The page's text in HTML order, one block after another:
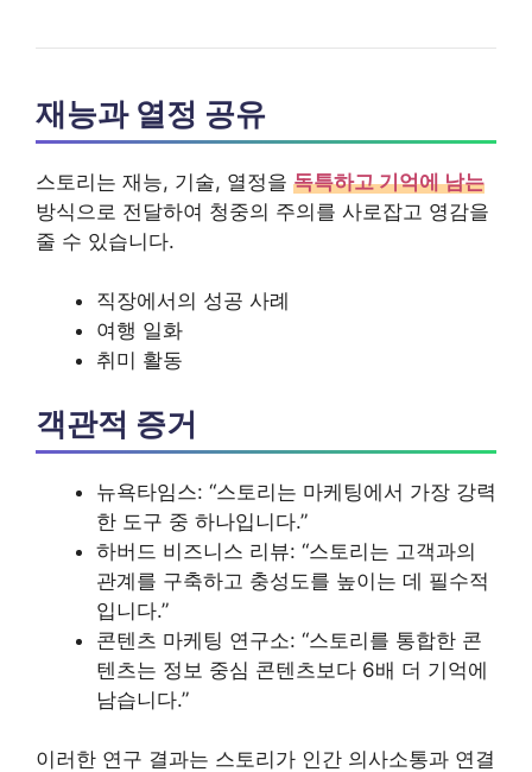
재능과 열정 공유
스토리는 재능, 기술, 열정을 독특하고 기억에 남는
방식으로 전달하여 청중의 주의를 사로잡고 영감을
줄 수 있습니다.
직장에서의 성공 사례
여행 일화
취미 활동
객관적 증거
뉴욕타임스: “스토리는 마케팅에서 가장 강력
한 도구 중 하나입니다.”
하버드 비즈니스 리뷰: “스토리는 고객과의
관계를 구축하고 충성도를 높이는 데 필수적
입니다.”
콘텐츠 마케팅 연구소: “스토리를 통합한 콘
텐츠는 정보 중심 콘텐츠보다 6배 더 기억에
남습니다.”
이러한 연구 결과는 스토리가 인간 의사소통과 연결